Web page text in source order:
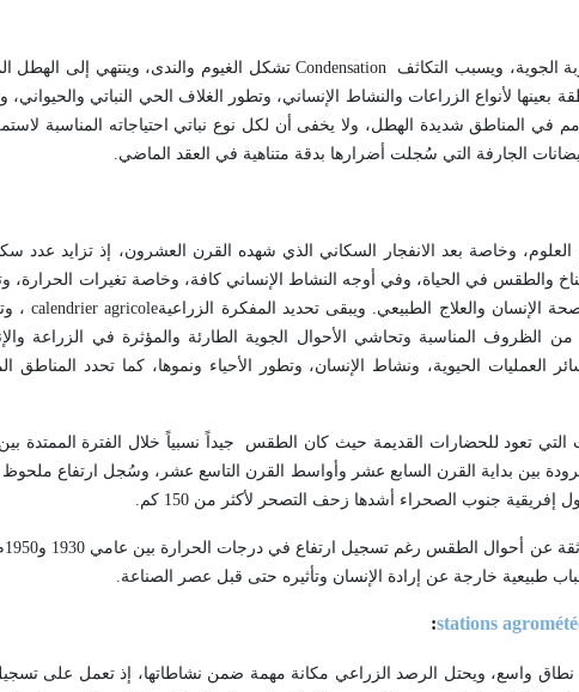
الجوية، ويسبب التكاثف Condensationتشكل الغيوم والندى، وينتهي إلى الهطل
في المناطق الصحراوية إلى أكثر من 5000 مم في المناطق شديدة الهطل، ولا يخفى أن لكل نوع نباتي احتياجاته
الجارفة التي سُجلت أضرارها بدقة متناهية في العقد الماضي.
والطقس في الحياة، وفي أوجه النشاط الإنساني كافة، وخاصة تغيرات الحرارة،
الإنسان والعلاج الطبيعي. ويبقى تحديد المفكرة الزراعيةcalendrier agricole ،
الظروف المناسبة وتحاشي الأحوال الجوية الطارئة والمؤثرة في الزراعة
العمليات الحيوية، ونشاط الإنسان، وتطور الأحياء ونموها، كما تحدد المناطق
بين بداية القرن السابع عشر وأواسط القرن التاسع عشر، وسُجل ارتفاع ملحوظ
.
طبيعية خارجة عن إرادة الإنسان وتأثيره حتى قبل عصر الصناعة.
stations
:
واسع، ويحتل الرصد الزراعي مكانة مهمة ضمن نشاطاتها، إذ تعمل على